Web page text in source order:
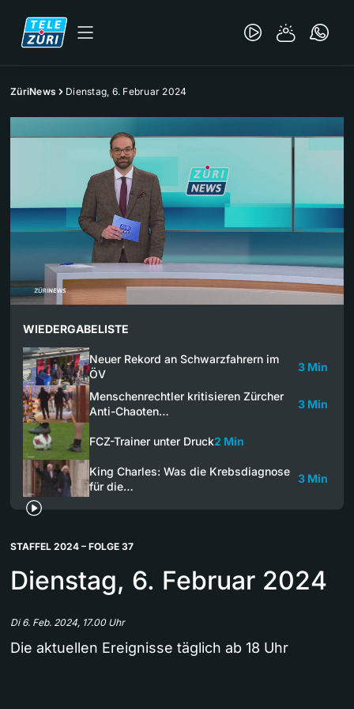
ZüriNews Dienstag, 6. Februar 2024
WIEDERGABELISTE
Neuer Rekord an Schwarzfahrern im
ÖV
3 Min
Menschenrechtler kritisieren Zürcher
Anti-Chaoten…
3 Min
FCZ-Trainer unter Druck2 Min
King Charles: Was die Krebsdiagnose
für die…
3 Min
STAFFEL 2024 – FOLGE 37
Dienstag, 6. Februar 2024
Di 6. Feb. 2024, 17.00 Uhr
Die aktuellen Ereignisse täglich ab 18 Uhr